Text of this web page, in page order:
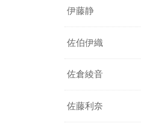
伊藤静
佐伯伊織
佐倉綾音
佐藤利奈